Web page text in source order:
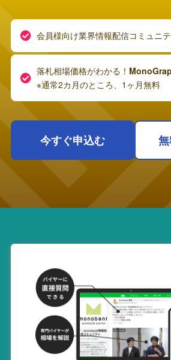
会員様向け業界情報配信コミュニ
落札相場価格がわかる！
※通常2カ月のところ、1ヶ月無料
今すぐ申込む